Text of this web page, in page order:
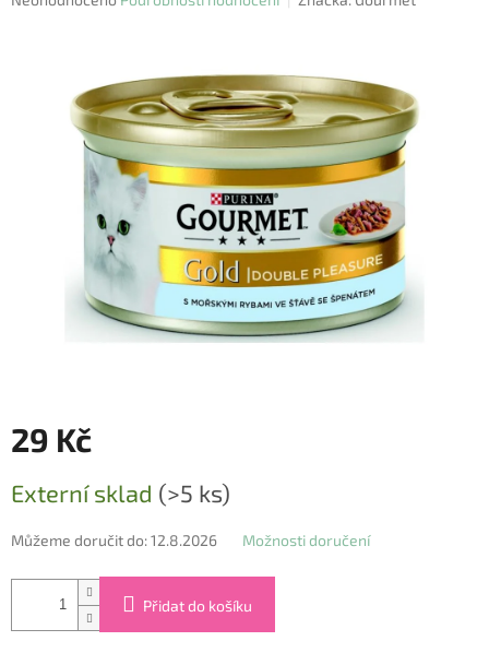
29 Kč
cena:
Externí sklad (>5 ks)
Můžeme doručit do:12.8.2026 Možnosti doručení
Přidat do košíku